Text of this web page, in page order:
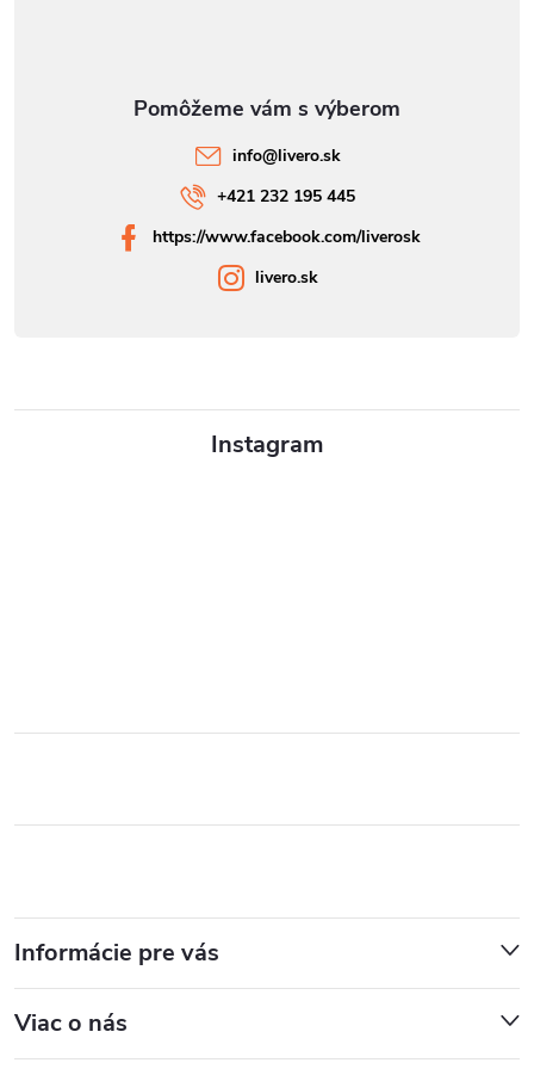
Instagram
Informácie pre vás
Viac o nás
info@livero.sk
+421 232 195 445
https://www.facebook.com/liverosk
livero.sk